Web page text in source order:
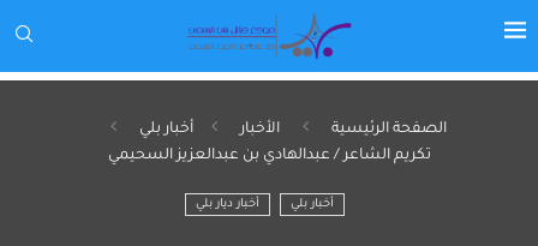
الصفحة الرئيسية الأخبار
أخبار بلي
تكريم الشاعر / عبدالهادي بن عبدالعزيز السحيمي
أخبار بلي أخبار ديار بلي